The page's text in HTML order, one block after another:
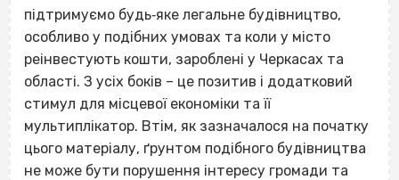
підтримуємо будь‐яке легальне будівництво,
особливо у подібних умовах та коли у місто
реінвестують кошти, зароблені у Черкасах та
області. З усіх боків – це позитив і додатковий
стимул для місцевої економіки та її
мультиплікатор. Втім, як зазначалося на початку
цього матеріалу, ґрунтом подібного будівництва
не може бути порушення інтересу громади та